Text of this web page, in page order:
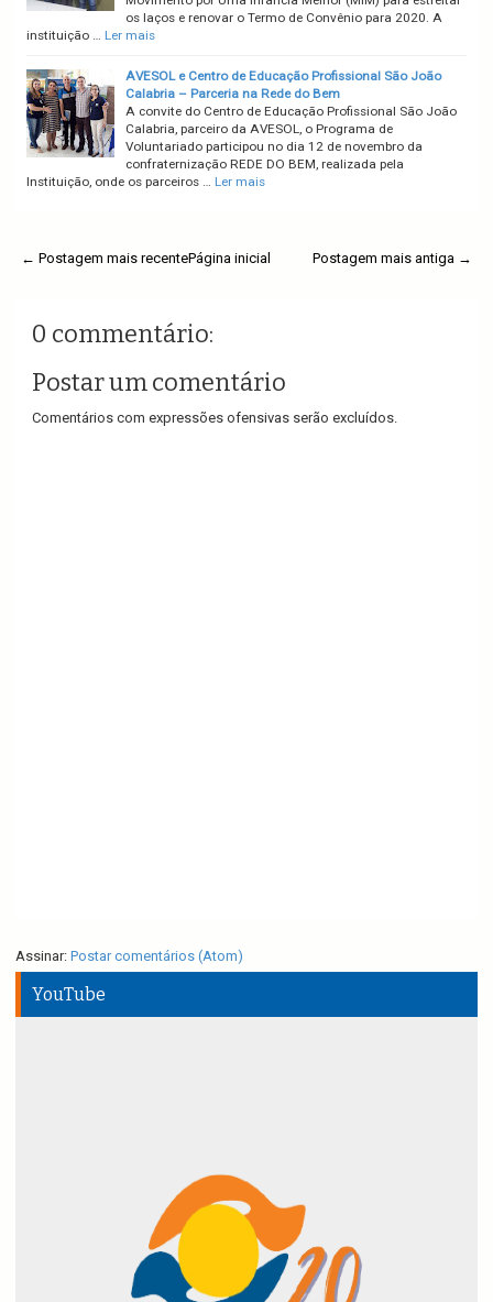
os laços e renovar o Termo de Convênio para 2020. A
instituição … Ler mais
AVESOL e Centro de Educação Profissional São João
Calabria – Parceria na Rede do Bem
A convite do Centro de Educação Profissional São João
Calabria, parceiro da AVESOL, o Programa de
Voluntariado participou no dia 12 de novembro da
confraternização REDE DO BEM, realizada pela
Instituição, onde os parceiros … Ler mais
← Postagem mais recente Postagem mais antiga →
Página inicial
0 commentário:
Postar um comentário
Comentários com expressões ofensivas serão excluídos.
Assinar: Postar comentários (Atom)
YouTube